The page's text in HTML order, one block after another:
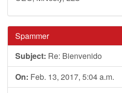
Spammer
Subject: Re: Bienvenido
On: Feb. 13, 2017, 5:04 a.m.